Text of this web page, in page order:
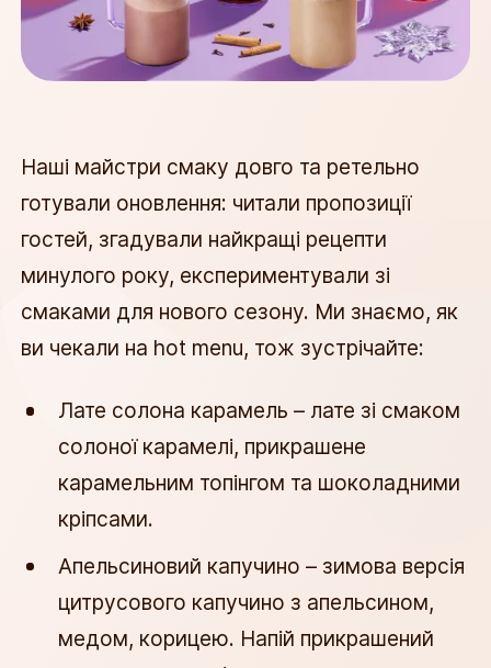
Наші майстри смаку довго та ретельно
готували оновлення: читали пропозиції
гостей, згадували найкращі рецепти
минулого року, експериментували зі
смаками для нового сезону. Ми знаємо, як
ви чекали на hot menu, тож зустрічайте:
Лате солона карамель – лате зі смаком
солоної карамелі, прикрашене
карамельним топінгом та шоколадними
кріпсами.
Апельсиновий капучино – зимова версія
цитрусового капучино з апельсином,
медом, корицею. Напій прикрашений